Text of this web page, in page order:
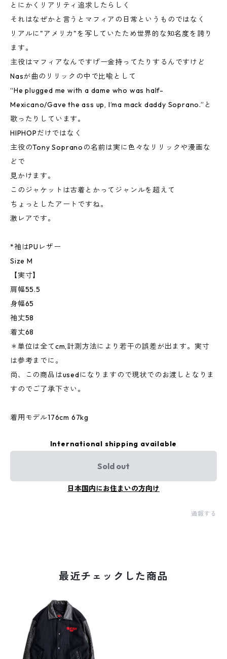
とにかくリアリティ追求したらしく
それはなぜかと言うとマフィアの日常というものではなく
リアルに"アメリカ"を写していたため世界的な知名度を誇り
ます。
主役はマフィアなんですげー金持ってたりするんですけど
Nasが曲のリリックの中で比喩として
“He plugged me with a dame who was half-
Mexicano/Gave the ass up, I’ma mack daddy Soprano.”と
歌ったりしています。
HIPHOPだけではなく
主役のTony Sopranoの名前は実に色々なリリックや漫画な
どで
見かけます。
このジャケットは古着とかってジャンルを超えて
ちょっとしたアートですね。
激レアです。
*袖はPUレザー
Size M
【実寸】
肩幅55.5
身幅65
袖丈58
着丈68
＊単位は全てcm,計測方法により若干の誤差が出ます。実寸
は参考までに。
尚、この商品はusedになりますので現状でのお渡しとなりま
すのでご了承下さい。
着用モデル176cm 67kg
International shipping available
Sold out
日本国内にお住まいの方向け
通報する
最近チェックした商品